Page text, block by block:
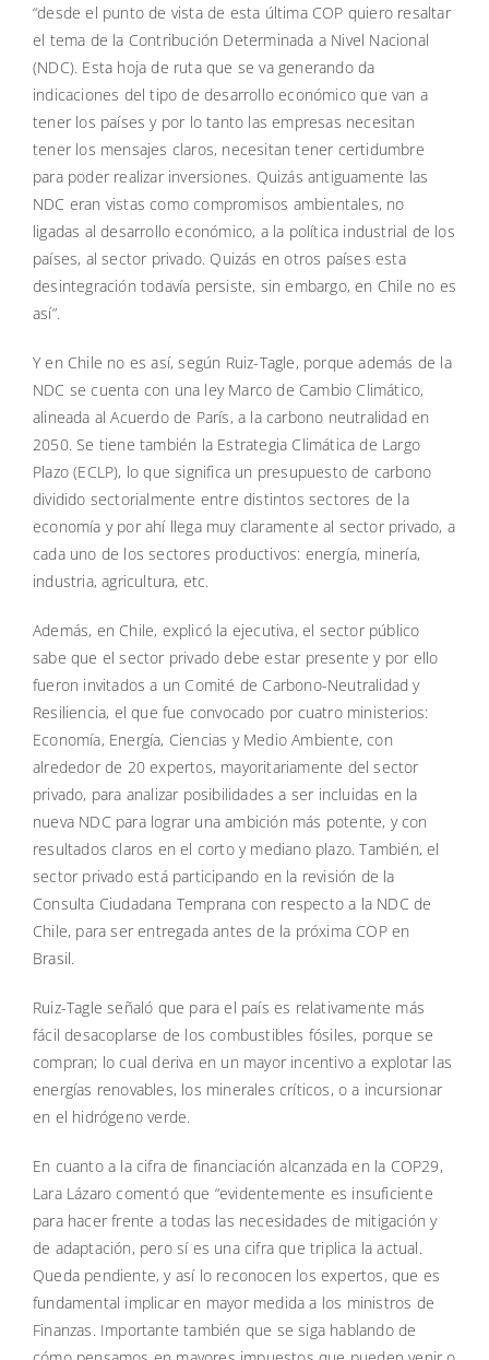
“desde el punto de vista de esta última COP quiero resaltar
el tema de la Contribución Determinada a Nivel Nacional
(NDC). Esta hoja de ruta que se va generando da
indicaciones del tipo de desarrollo económico que van a
tener los países y por lo tanto las empresas necesitan
tener los mensajes claros, necesitan tener certidumbre
para poder realizar inversiones. Quizás antiguamente las
NDC eran vistas como compromisos ambientales, no
ligadas al desarrollo económico, a la política industrial de los
países, al sector privado. Quizás en otros países esta
desintegración todavía persiste, sin embargo, en Chile no es
así”.
Y en Chile no es así, según Ruiz-Tagle, porque además de la
NDC se cuenta con una ley Marco de Cambio Climático,
alineada al Acuerdo de París, a la carbono neutralidad en
2050. Se tiene también la Estrategia Climática de Largo
Plazo (ECLP), lo que significa un presupuesto de carbono
dividido sectorialmente entre distintos sectores de la
economía y por ahí llega muy claramente al sector privado, a
cada uno de los sectores productivos: energía, minería,
industria, agricultura, etc.
Además, en Chile, explicó la ejecutiva, el sector público
sabe que el sector privado debe estar presente y por ello
fueron invitados a un Comité de Carbono-Neutralidad y
Resiliencia, el que fue convocado por cuatro ministerios:
Economía, Energía, Ciencias y Medio Ambiente, con
alrededor de 20 expertos, mayoritariamente del sector
privado, para analizar posibilidades a ser incluidas en la
nueva NDC para lograr una ambición más potente, y con
resultados claros en el corto y mediano plazo. También, el
sector privado está participando en la revisión de la
Consulta Ciudadana Temprana con respecto a la NDC de
Chile, para ser entregada antes de la próxima COP en
Brasil.
Ruiz-Tagle señaló que para el país es relativamente más
fácil desacoplarse de los combustibles fósiles, porque se
compran; lo cual deriva en un mayor incentivo a explotar las
energías renovables, los minerales críticos, o a incursionar
en el hidrógeno verde.
En cuanto a la cifra de financiación alcanzada en la COP29,
Lara Lázaro comentó que “evidentemente es insuficiente
para hacer frente a todas las necesidades de mitigación y
de adaptación, pero sí es una cifra que triplica la actual.
Queda pendiente, y así lo reconocen los expertos, que es
fundamental implicar en mayor medida a los ministros de
Finanzas. Importante también que se siga hablando de